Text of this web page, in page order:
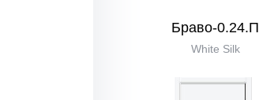
Браво-0.24.П
White Silk